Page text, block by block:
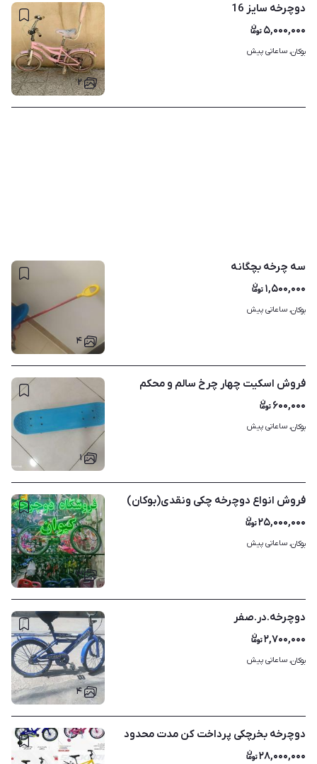
۲
دوچرخه سایز 16
۵,۰۰۰,۰۰۰
بوکان، ساعاتی پیش
۴
سه چرخه بچگانه
۱,۵۰۰,۰۰۰
بوکان، ساعاتی پیش
۱
فروش اسکیت چهار چرخ سالم و محکم
۶۰۰,۰۰۰
بوکان، ساعاتی پیش
۳
فروش انواع دوچرخه چکی ونقدی(بوکان)
۲۵,۰۰۰,۰۰۰
بوکان، ساعاتی پیش
۴
دوچرخه.در.صفر
۲,۷۰۰,۰۰۰
بوکان، ساعاتی پیش
دوچرخه بخرچکی پرداخت کن مدت محدود
۲۸,۰۰۰,۰۰۰